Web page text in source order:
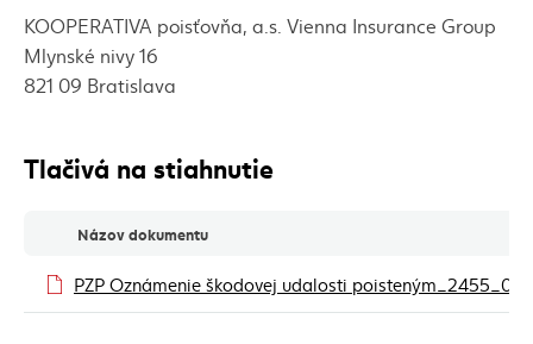
KOOPERATIVA poisťovňa, a.s. Vienna Insurance Group
Mlynské nivy 16
821 09 Bratislava
Tlačivá na stiahnutie
Tlačivá na stiahnutie
Názov dokumentu
PZP Oznámenie škodovej udalosti